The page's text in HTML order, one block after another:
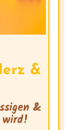
&
&
wird!